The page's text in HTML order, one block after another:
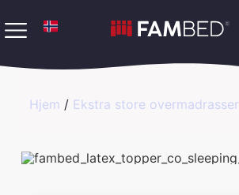
Hjem / Ekstra store overmadrasser